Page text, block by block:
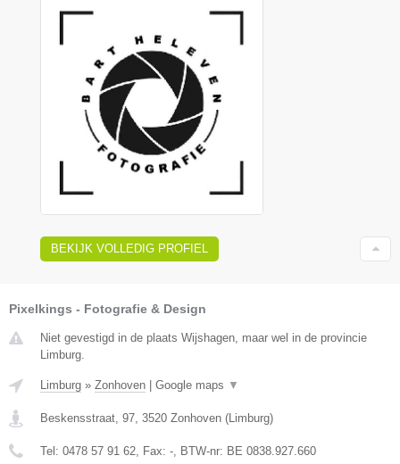
BEKIJK VOLLEDIG PROFIEL
Pixelkings - Fotografie & Design
Niet gevestigd in de plaats Wijshagen, maar wel in de provincie
Limburg.
Limburg » Zonhoven Google maps ▼
Beskensstraat, 97 3520 Zonhoven ( Limburg)
Tel: 0478 57 91 62 , Fax: - , BTW-nr: BE 0838.927.660